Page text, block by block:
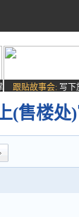
跟贴故事会: 写下
(售楼处